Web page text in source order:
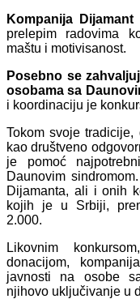
Kompanija
prelepim radovima
maštu i motivisanost.
Posebno se
osobama sa
i koordinaciju je
Tokom svoje
kao društveno
je pomoć
Daunovim
Dijamanta, ali i onih
kojih je u Srbiji,
2.000.
Likovnim
donacijom,
javnosti na osobe
njihovo uključivanje u